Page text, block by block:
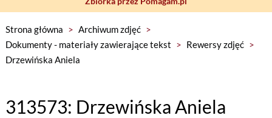
Strona główna > Archiwum zdjęć >
Dokumenty - materiały zawierające tekst > Rewersy zdjęć >
Drzewińska Aniela
313573: Drzewińska Aniela